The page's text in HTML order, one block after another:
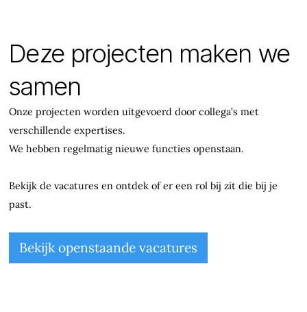
Deze projecten maken we
samen
Onze projecten worden uitgevoerd door collega’s met
verschillende expertises.
We hebben regelmatig nieuwe functies openstaan.
Bekijk de vacatures en ontdek of er een rol bij zit die bij je
past.
Bekijk openstaande vacatures